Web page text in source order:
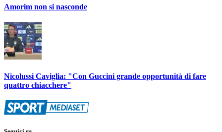
Amorim non si nasconde
Nicolussi Caviglia: "Con Guccini grande opportunità di fare
quattro chiacchere"